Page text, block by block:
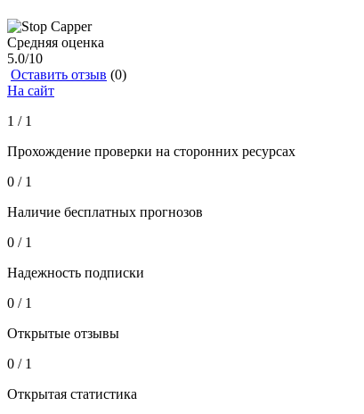
Средняя оценка
5.0/10
Оставить отзыв (0)
На сайт
1 / 1
Прохождение проверки на сторонних ресурсах
0 / 1
Наличие бесплатных прогнозов
0 / 1
Надежность подписки
0 / 1
Открытые отзывы
0 / 1
Открытая статистика